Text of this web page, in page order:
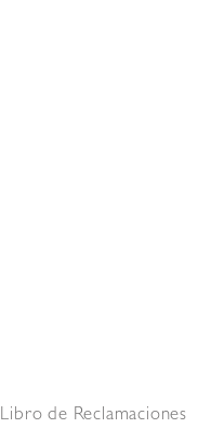
Libro de Reclamaciones